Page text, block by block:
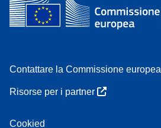
Contattare la Commissione europea
Risorse per i partner
Cookied